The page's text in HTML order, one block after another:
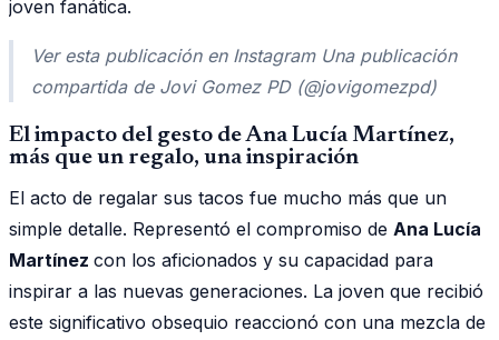
joven fanática.
Ver esta publicación en Instagram Una publicación
compartida de Jovi Gomez PD (@jovigomezpd)
El impacto del gesto de Ana Lucía Martínez,
más que un regalo, una inspiración
El acto de regalar sus tacos fue mucho más que un
simple detalle. Representó el compromiso de Ana Lucía
Martínez con los aficionados y su capacidad para
inspirar a las nuevas generaciones. La joven que recibió
este significativo obsequio reaccionó con una mezcla de